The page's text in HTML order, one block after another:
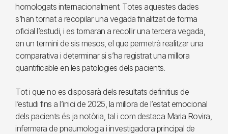
homologats internacionalment. Totes aquestes dades
s’han tornat a recopilar una vegada finalitzat de forma
oficial l’estudi, i es tornaran a recollir una tercera vegada,
en un termini de sis mesos, el que permetrà realitzar una
comparativa i determinar si s’ha registrat una millora
quantificable en les patologies dels pacients.
Tot i que no es disposarà dels resultats definitius de
l’estudi fins a l’inici de 2025, la millora de l’estat emocional
dels pacients és ja notòria, tal i com destaca Maria Rovira,
infermera de pneumologia i investigadora principal de